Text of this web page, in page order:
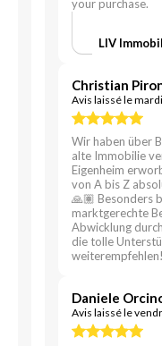
your purchase.
LIV
Christian
Avis laissé le
Wir haben über
alte Immobilie
Eigenheim
von A bis Z
🙏🏽 Besonders
marktgerechte
Abwicklung
die tolle
Daniele
Avis laissé le